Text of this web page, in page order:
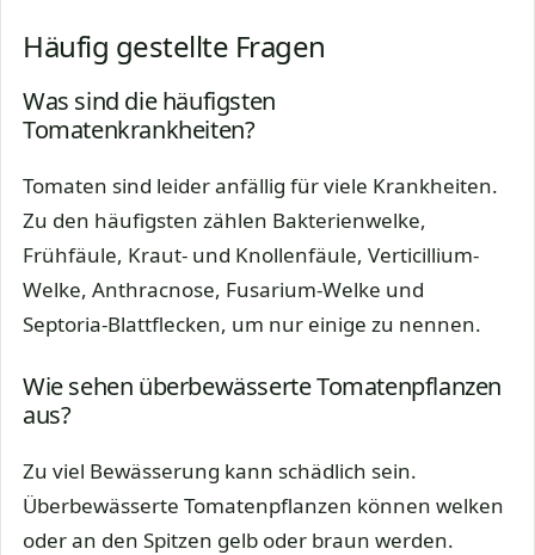
Häufig gestellte Fragen
Was sind die häufigsten
Tomatenkrankheiten?
Tomaten sind leider anfällig für viele Krankheiten.
Zu den häufigsten zählen Bakterienwelke,
Frühfäule, Kraut- und Knollenfäule, Verticillium-
Welke, Anthracnose, Fusarium-Welke und
Septoria-Blattflecken, um nur einige zu nennen.
Wie sehen überbewässerte Tomatenpflanzen
aus?
Zu viel Bewässerung kann schädlich sein.
Überbewässerte Tomatenpflanzen können welken
oder an den Spitzen gelb oder braun werden.